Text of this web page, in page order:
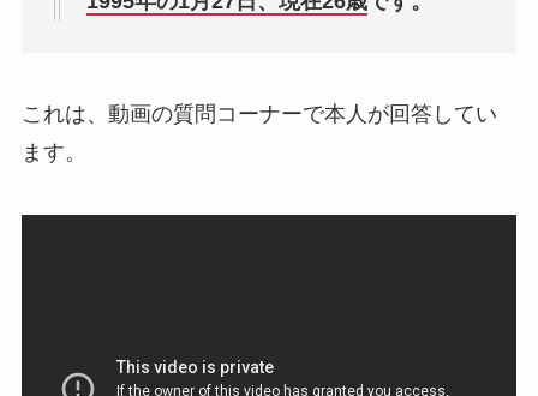
これは、動画の質問コーナーで本人が回答してい
ます。